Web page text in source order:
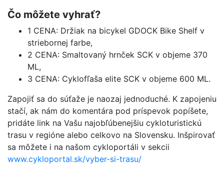
Čo môžete vyhrať?
1 CENA: Držiak na bicykel GDOCK Bike Shelf v
striebornej farbe,
2 CENA: Smaltovaný hrnček SCK v objeme 370
ML,
3 CENA: Cyklofľaša elite SCK v objeme 600 ML.
Zapojiť sa do súťaže je naozaj jednoduché. K zapojeniu
stačí, ak nám do komentára pod príspevok popíšete,
pridáte link na Vašu najobľúbenejšiu cykloturistickú
trasu v regióne alebo celkovo na Slovensku. Inšpirovať
sa môžete i na našom cykloportáli v sekcii
www.cykloportal.sk/vyber-si-trasu/